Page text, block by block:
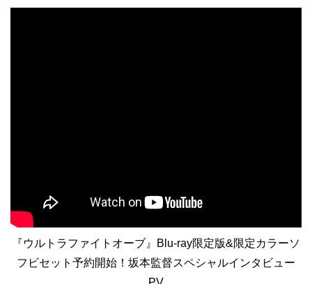
『ウルトラファイトオーブ』Blu-ray限定版&限定カラーソ
フビセット予約開始！坂本監督スペシャルインタビュー